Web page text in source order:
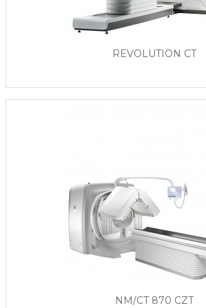
REVOLUTION CT
NM/CT 870 CZT